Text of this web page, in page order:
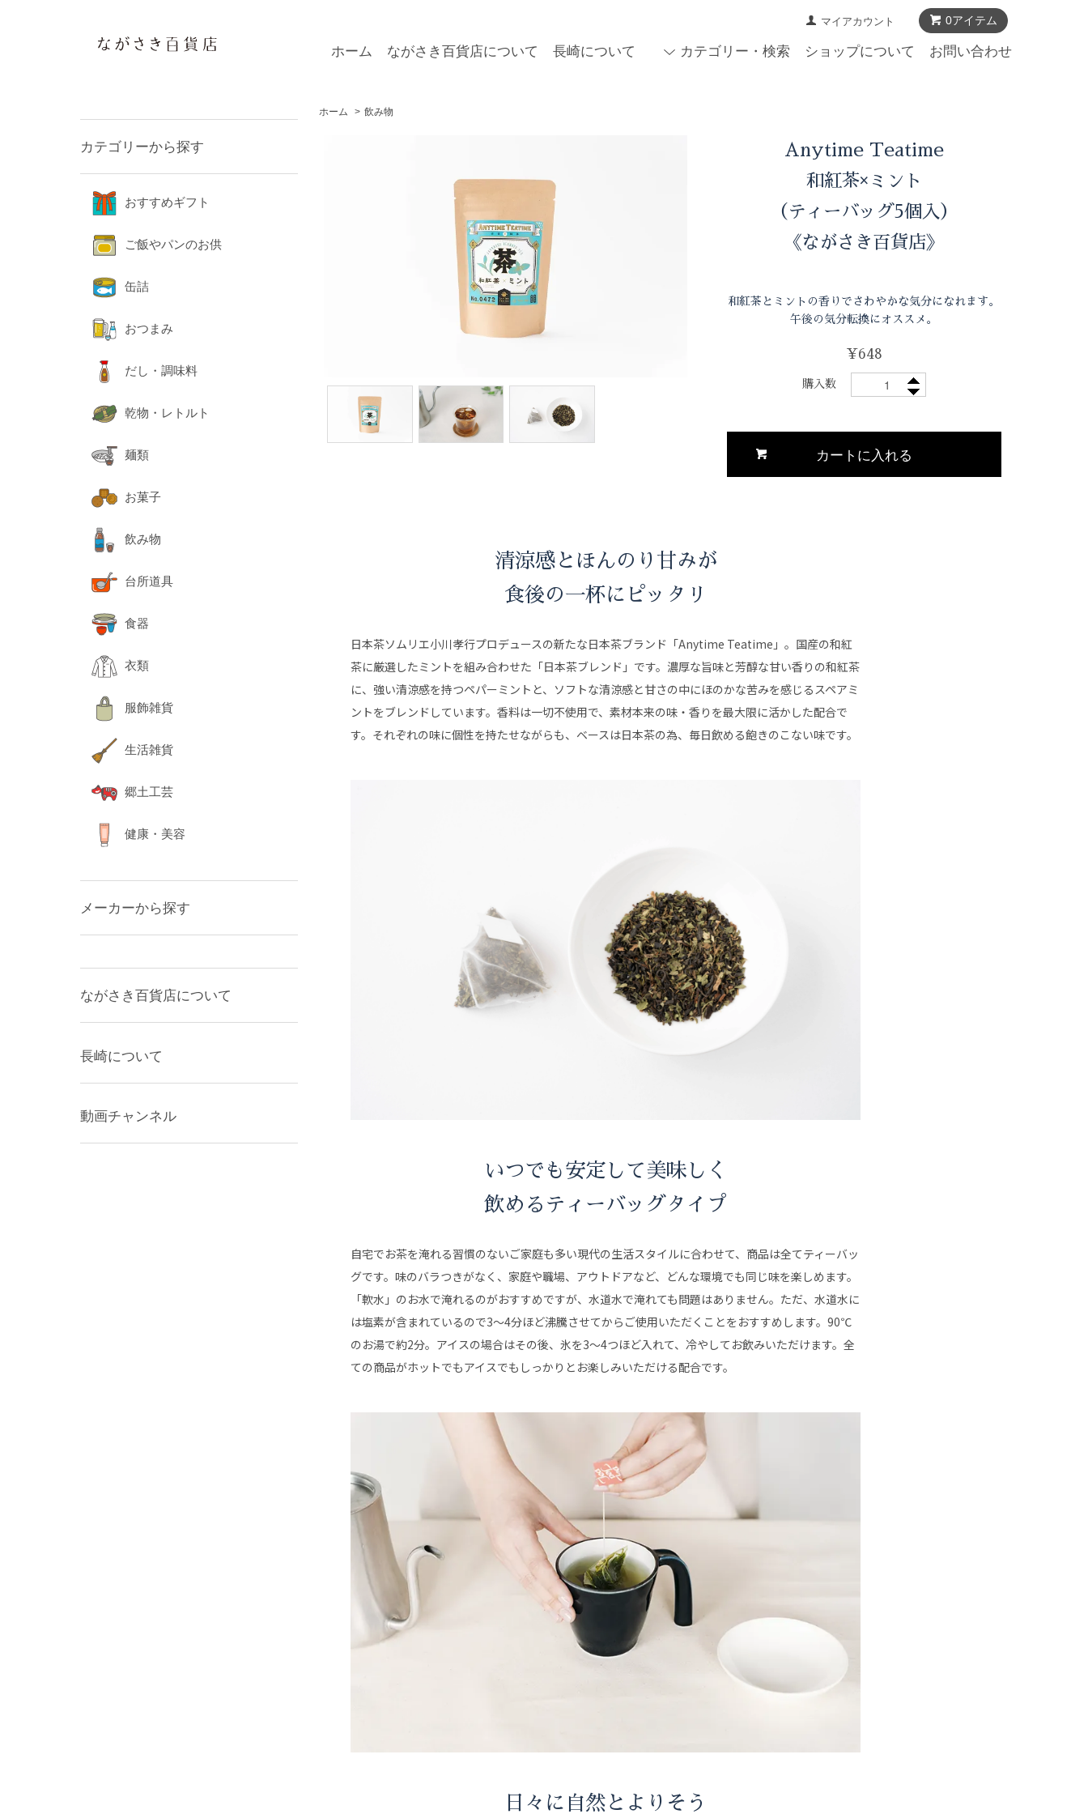
0アイテム
マイアカウント
ホーム ながさき百貨店について 長崎について カテゴリー・検索 ショップについて お問い合わせ
ホーム > 飲み物
Anytime Teatime
和紅茶×ミント
（ティーバッグ5個入）
《ながさき百貨店》
和紅茶とミントの香りでさわやかな気分になれます。
午後の気分転換にオススメ。
¥648
購入数
清涼感とほんのり甘みが
食後の一杯にピッタリ
日本茶ソムリエ小川孝行プロデュースの新たな日本茶ブランド「Anytime Teatime」。国産の和紅
茶に厳選したミントを組み合わせた「日本茶ブレンド」です。濃厚な旨味と芳醇な甘い香りの和紅茶
に、強い清涼感を持つペパーミントと、ソフトな清涼感と甘さの中にほのかな苦みを感じるスペアミ
ントをブレンドしています。香料は一切不使用で、素材本来の味・香りを最大限に活かした配合で
す。それぞれの味に個性を持たせながらも、ベースは日本茶の為、毎日飲める飽きのこない味です。
いつでも安定して美味しく
飲めるティーバッグタイプ
自宅でお茶を淹れる習慣のないご家庭も多い現代の生活スタイルに合わせて、商品は全てティーバッ
グです。味のバラつきがなく、家庭や職場、アウトドアなど、どんな環境でも同じ味を楽しめます。
「軟水」のお水で淹れるのがおすすめですが、水道水で淹れても問題はありません。ただ、水道水に
は塩素が含まれているので3〜4分ほど沸騰させてからご使用いただくことをおすすめします。90℃
のお湯で約2分。アイスの場合はその後、氷を3〜4つほど入れて、冷やしてお飲みいただけます。全
ての商品がホットでもアイスでもしっかりとお楽しみいただける配合です。
日々に自然とよりそう
カテゴリーから探す
おすすめギフト
ご飯やパンのお供
缶詰
おつまみ
だし・調味料
乾物・レトルト
麺類
お菓子
飲み物
台所道具
食器
衣類
服飾雑貨
生活雑貨
郷土工芸
健康・美容
メーカーから探す
ながさき百貨店について
長崎について
動画チャンネル